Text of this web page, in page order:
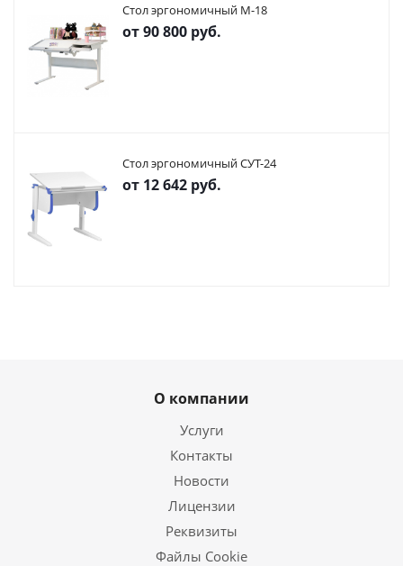
Стол эргономичный М-18
от90 800 руб.
Стол эргономичный СУТ-24
от 12 642 руб.
О компании
Услуги
Контакты
Новости
Лицензии
Реквизиты
Файлы Cookie